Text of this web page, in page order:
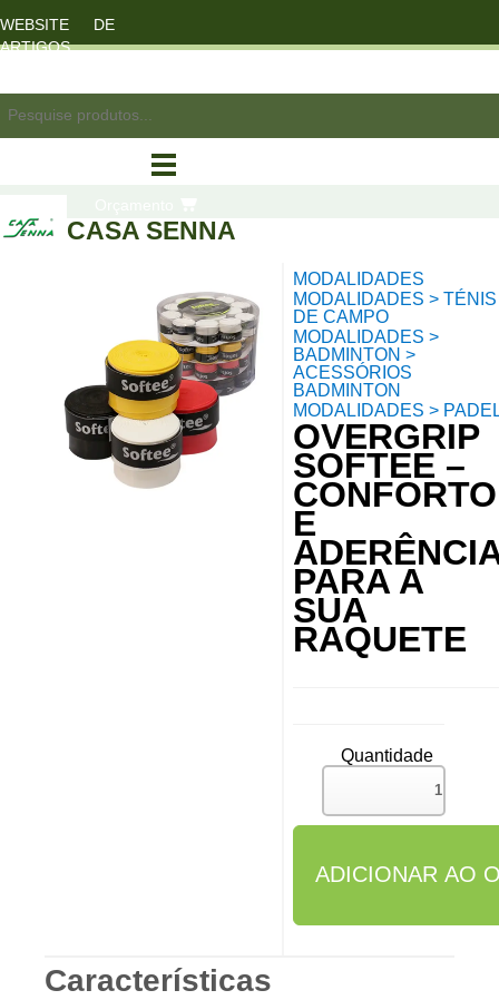
WEBSITE DE
ARTIGOS
CASA SENNA
MODALIDADES
MODALIDADES > TÉNIS
DE CAMPO
MODALIDADES >
BADMINTON >
ACESSÓRIOS
BADMINTON
MODALIDADES >
OVERGRIP
SOFTEE –
CONFORTO
E
PARA A
SUA
RAQUETE
Quantidade
Características